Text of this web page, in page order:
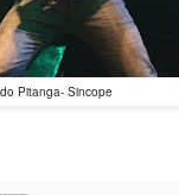
Pitanga- Sincope